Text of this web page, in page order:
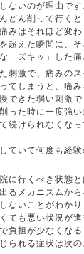
ないのが理由です
どん削って行く
みはそれほど変わ
超えた瞬間に、
「ズキッ」した痛
刺激で、痛みのス
てしまうと、痛
できた弱い刺激で
った時に一度強
続けられなくな
ていて何度も経
に行くべき状態
るメカニズムか
ないことがわかり
ても悪い状況が
負担が少なくなる
られる症状は次の